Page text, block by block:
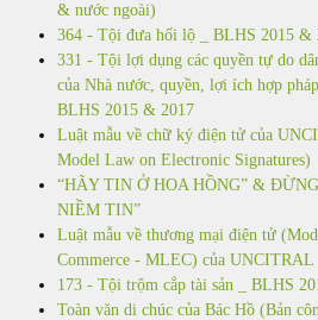
& nước ngoài)
364 - Tội đưa hối lộ _ BLHS 2015 &
331 - Tội lợi dụng các quyền tự do
của Nhà nước, quyền, lợi ích hợp pháp
BLHS 2015 & 2017
Luật mẫu về chữ ký điện tử của
Model Law on Electronic Signatures)
“HÃY TIN Ở HOA HỒNG” &
NIỀM TIN”
Luật mẫu về thương mại điện tử
Commerce - MLEC) của UNCITRAL
173 - Tội trộm cắp tài sản _ BLHS
Toàn văn di chúc của Bác Hồ (Bản